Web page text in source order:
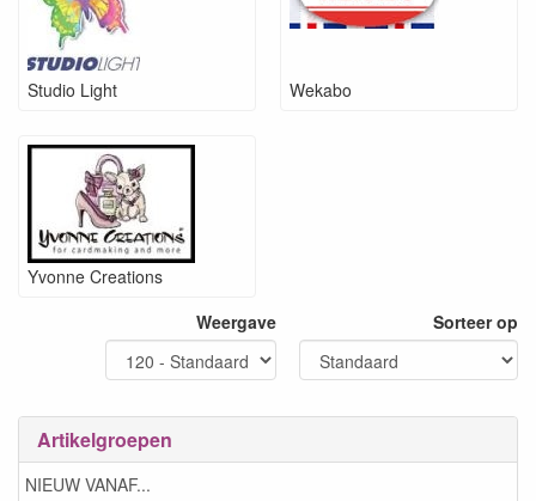
Artikelgroepen
NIEUW VANAF...
Studio Light Wekabo
Yvonne Creations
Weergave
Sorteer op